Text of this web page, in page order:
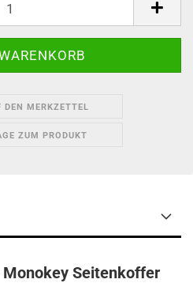
DEN MERKZETTEL
ZUM PRODUKT
Seitenkoffer